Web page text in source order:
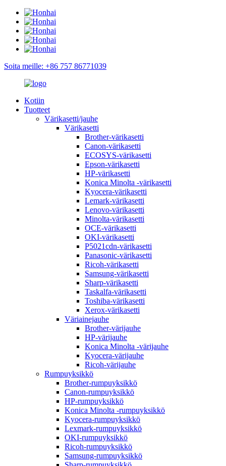
Soita meille: +86 757 86771039
Kotiin
Tuotteet
Värikasetti/jauhe
Värikasetti
Brother-värikasetti
Canon-värikasetti
ECOSYS-värikasetti
Epson-värikasetti
HP-värikasetti
Konica Minolta -värikasetti
Kyocera-värikasetti
Lemark-värikasetti
Lenovo-värikasetti
Minolta-värikasetti
OCE-värikasetti
OKI-värikasetti
P5021cdn-värikasetti
Panasonic-värikasetti
Ricoh-värikasetti
Samsung-värikasetti
Sharp-värikasetti
Taskalfa-värikasetti
Toshiba-värikasetti
Xerox-värikasetti
Väriainejauhe
Brother-värijauhe
HP-värijauhe
Konica Minolta -värijauhe
Kyocera-värijauhe
Ricoh-värijauhe
Rumpuyksikkö
Brother-rumpuyksikkö
Canon-rumpuyksikkö
HP-rumpuyksikkö
Konica Minolta -rumpuyksikkö
Kyocera-rumpuyksikkö
Lexmark-rumpuyksikkö
OKI-rumpuyksikkö
Ricoh-rumpuyksikkö
Samsung-rumpuyksikkö